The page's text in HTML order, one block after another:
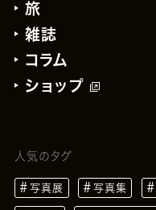
旅
雑誌
コラム
ショップ
人気のタグ
写真展 写真集